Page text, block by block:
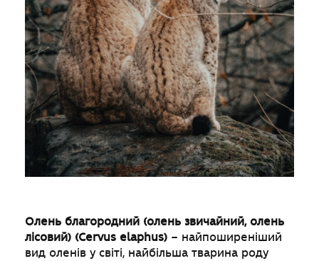
Олень благородний (олень звичайний, олень
лісовий) (Cervus elaphus) – найпоширеніший
вид оленів у світі, найбільша тварина роду